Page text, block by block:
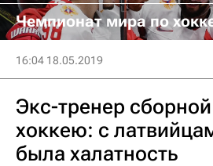
Чемпионат мира по
16:04 18.05.2019
Экс-тренер
хоккею: с
была халатность